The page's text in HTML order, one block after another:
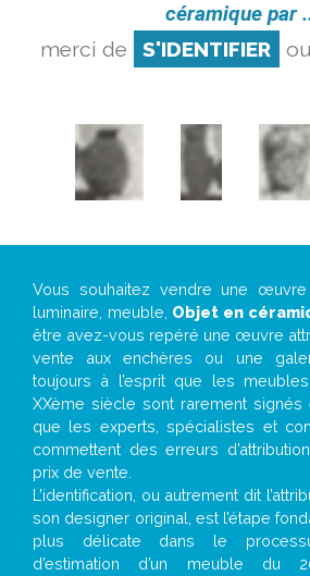
céramique par
merci de
S'IDENTIFIER ou
Vous souhaitez vendre une
luminaire, meuble, Objet en
être avez-vous repéré une œuvre
vente aux enchères ou une
toujours à l’esprit que les
XXème siècle sont rarement signés
que les experts, spécialistes et
commettent des erreurs
prix de vente.
L’identification, ou autrement dit
son designer original, est l’étape
plus délicate dans le
d’estimation d’un meuble du